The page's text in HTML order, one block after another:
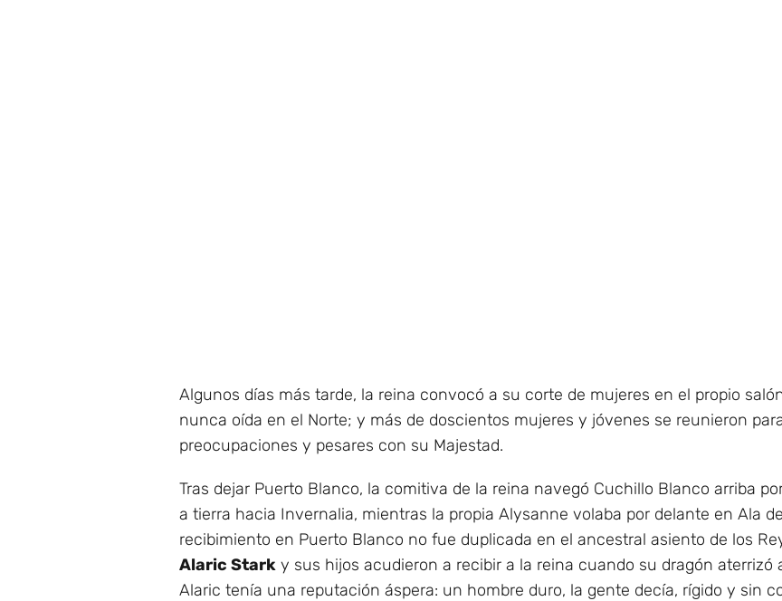
Algunos días más tarde, la reina convocó a su corte de mujeres en el propio
nunca oída en el Norte; y más de doscientos mujeres y jóvenes se reunieron
preocupaciones y pesares con su Majestad.
Tras dejar Puerto Blanco, la comitiva de la reina navegó Cuchillo Blanco arriba
a tierra hacia Invernalia, mientras la propia Alysanne volaba por delante en Ala
recibimiento en Puerto Blanco no fue duplicada en el ancestral asiento de los
Alaric Stark y sus hijos acudieron a recibir a la reina cuando su dragón aterrizó
Alaric tenía una reputación áspera: un hombre duro, la gente decía, rígido y sin